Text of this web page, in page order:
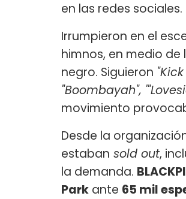
en las redes sociales.
Irrumpieron en el
himnos, en medio
negro. Siguieron
"Boombayah",
movimiento
Desde la
estaban sold out,
la demanda.
Park ante 65 mil